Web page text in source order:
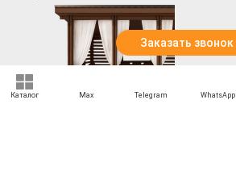
Заказать звонок
Каталог Max Telegram WhatsApp